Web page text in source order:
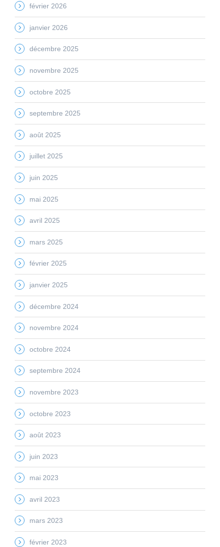
février 2026
janvier 2026
décembre 2025
novembre 2025
octobre 2025
septembre 2025
août 2025
juillet 2025
juin 2025
mai 2025
avril 2025
mars 2025
février 2025
janvier 2025
décembre 2024
novembre 2024
octobre 2024
septembre 2024
novembre 2023
octobre 2023
août 2023
juin 2023
mai 2023
avril 2023
mars 2023
février 2023